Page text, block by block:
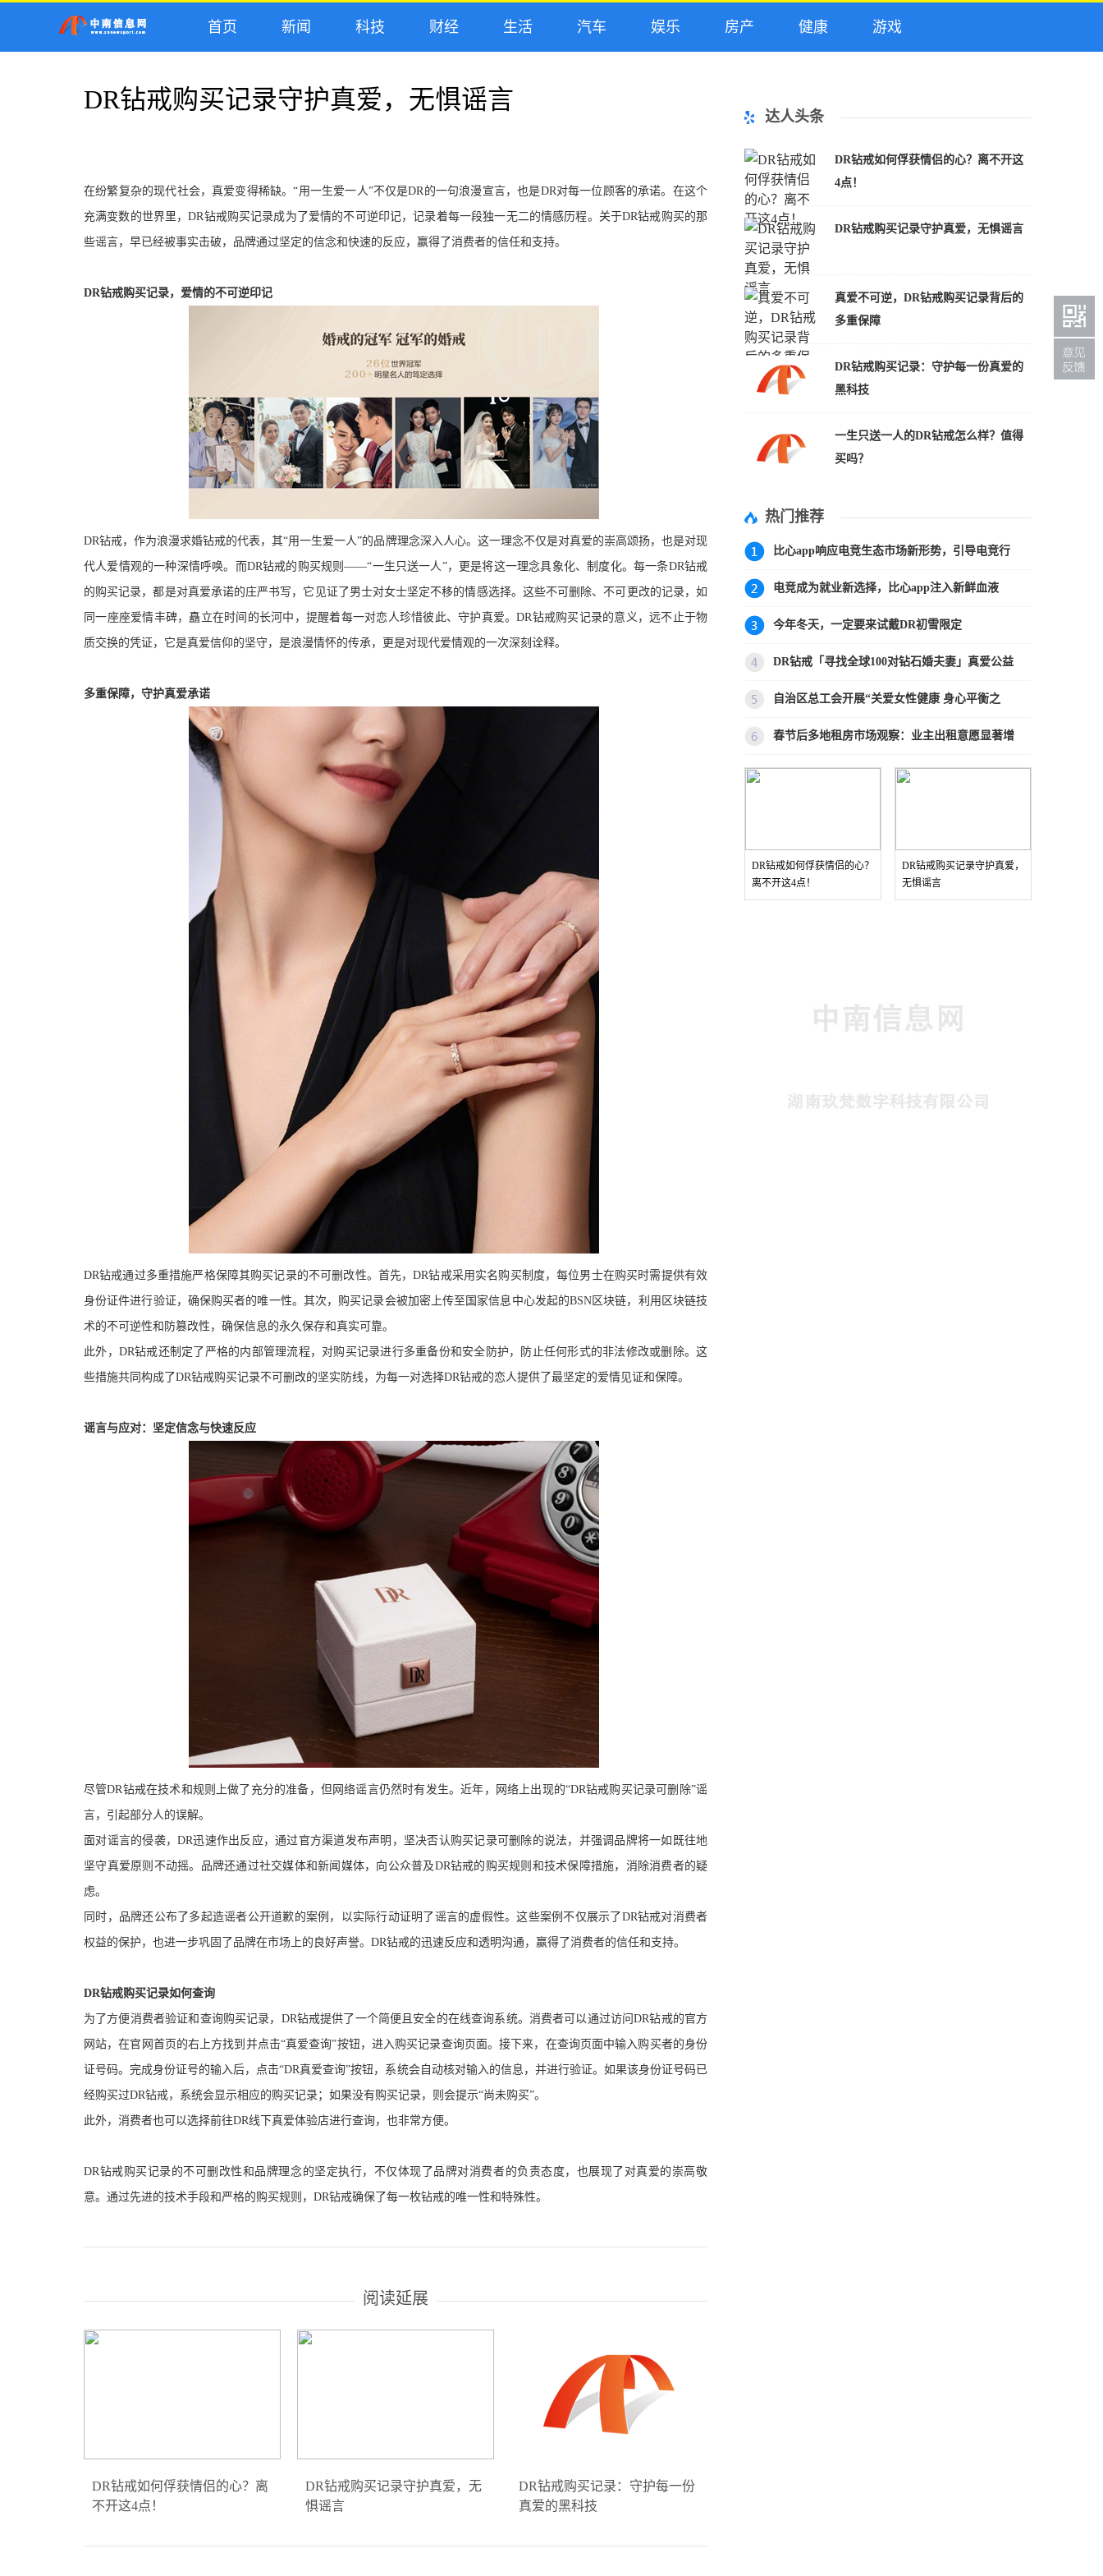
首页 新闻 科技 财经 生活 汽车 娱乐 房产 健康 游戏
DR钻戒购买记录守护真爱，无惧谣言
在纷繁复杂的现代社会，真爱变得稀缺。“用一生爱一人”不仅是DR的一句浪漫宣言，也是DR对每一位顾客的承诺。在这个
充满变数的世界里，DR钻戒购买记录成为了爱情的不可逆印记，记录着每一段独一无二的情感历程。 关于DR钻戒购买的那
些谣言，早已经被事实击破，品牌通过坚定的信念和快速的反应，赢得了消费者的信任和支持。
DR钻戒购买记录， 爱情的不可逆印记
DR钻戒，作为浪漫求婚钻戒的代表，其“用一生爱一人”的品牌理念深入人心。这一理念不仅是对真爱的崇高颂扬，也是对现
代人爱情观的一种深情呼唤。而DR钻戒的购买规则——“一生只送一人”，更是将这一理念具象化、制度化。每一条DR钻戒
的购买记录，都是对真爱承诺的庄严书写，它见证了男士对女士坚定不移的情感选择。这些不可删除、不可更改的记录，如
同一座座爱情丰碑，矗立在时间的长河中，提醒着每一对恋人珍惜彼此、守护真爱。DR钻戒购买记录的意义，远不止于物
质交换的凭证，它是真爱信仰的坚守，是浪漫情怀的传承，更是对现代爱情观的一次深刻诠释。
多重保障，守护真爱承诺
DR钻戒通过多重措施严格保障其购买记录的不可删改性。首先，DR钻戒采用实名购买制度，每位男士在购买时需提供有效
身份证件进行验证，确保购买者的唯一性。其次，购买记录会被加密上传至国家信息中心发起的BSN区块链，利用区块链技
术的不可逆性和防篡改性，确保信息的永久保存和真实可靠。
此外，DR钻戒还制定了严格的内部管理流程，对购买记录进行多重备份和安全防护，防止任何形式的非法修改或删除。这
些措施共同构成了DR钻戒购买记录不可删改的坚实防线，为每一对选择DR钻戒的恋人提供了最坚定的爱情见证和保障。
谣言与应对：坚定信念与快速反应
尽管DR钻戒在技术和规则上做了充分的准备，但网络谣言仍然时有发生。近年 ，网络上出现的“DR钻戒购买记录可删除”谣
言， 引起部分人的误解。
面对谣言的侵袭，DR迅速作出反应，通过官方渠道发布声明，坚决否认购买记录可删除的说法，并强调品牌将一如既往地
坚守真爱原则不动摇。品牌还通过社交媒体和新闻媒体，向公众普及DR钻戒的购买规则和技术保障措施，消除消费者的疑
虑。
同时，品牌还公布了多起造谣者公开道歉的案例，以实际行动证明了谣言的虚假性。这些案例不仅展示了DR钻戒对消费者
权益的保护，也进一步巩固了品牌在市场上的良好声誉。DR钻戒的迅速反应和透明沟通，赢得了消费者的信任和支持。
DR钻戒购买记录如何查询
为了方便消费者验证和查询购买记录，DR钻戒提供了一个简便且安全的在线查询系统。消费者可以通过访问DR钻戒的官方
网站，在官网首页的右上方找到并点击“真爱查询”按钮，进入购买记录查询页面。接下来，在查询页面中输入购买者的身份
证号码。完成身份证号的输入后，点击“DR真爱查询”按钮，系统会自动核对输入的信息，并进行验证。如果该身份证号码已
经购买过DR钻戒，系统会显示相应的购买记录； 如果没有购买记录，则会提示“尚未购买”。
此外，消费者也可以选择前往DR线下真爱体验店进行查询，也非常方便。
DR钻戒购买记录的不可删改性和品牌理念的坚定执行，不仅体现了品牌对消费者的负责态度，也展现了对真爱的崇高敬
意。通过先进的技术手段和严格的购买规则，DR钻戒确保了每一枚钻戒的唯一性和特殊性。
阅读延展
DR钻戒如何俘获情侣的心？离
不开这4点！
DR钻戒购买记录守护真爱，无
惧谣言
DR钻戒购买记录：守护每一份
真爱的黑科技
达人头条
DR钻戒如何俘获情侣的心？离不开这
4点！
DR钻戒购买记录守护真爱，无惧谣言
真爱不可逆，DR钻戒购买记录背后的
多重保障
DR钻戒购买记录：守护每一份真爱的
黑科技
一生只送一人的DR钻戒怎么样？值得
买吗？
热门推荐
比心app响应电竞生态市场新形势，引导电竞行
电竞成为就业新选择，比心app注入新鲜血液
今年冬天，一定要来试戴DR初雪限定
DR钻戒「寻找全球100对钻石婚夫妻」真爱公益
自治区总工会开展“关爱女性健康 身心平衡之
春节后多地租房市场观察：业主出租意愿显著增
DR钻戒如何俘获情侣的心？
离不开这4点！
DR钻戒购买记录守护真爱，
无惧谣言